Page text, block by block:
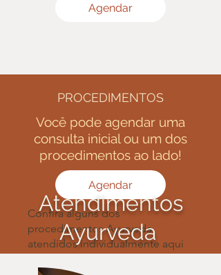
Agendar
PROCEDIMENTOS
Você pode agendar uma
consulta inicial ou um dos
procedimentos ao lado!
Agendar
Confira alguns dos
procedimentos Ayurveda
atendidos individualmente aqui
Atendimentos
Ayurveda